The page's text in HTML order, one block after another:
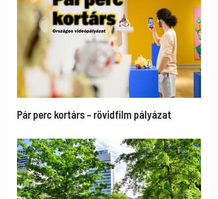
Pár perc kortárs – rövidfilm pályázat